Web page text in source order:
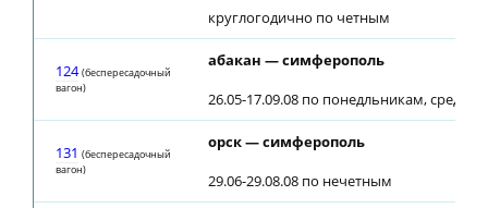
круглогодично по четным
124 (беспересадочный
вагон)
абакан — симферополь
26.05-17.09.08 по понедльникам,
131 (беспересадочный
вагон)
орск — симферополь
29.06-29.08.08 по нечетным